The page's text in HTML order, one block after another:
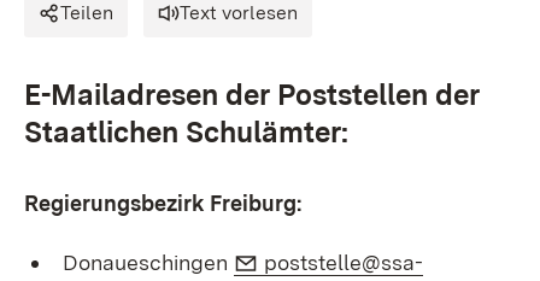
Teilen Text vorlesen
E-Mailadresen der Poststellen der
Staatlichen Schulämter:
Regierungsbezirk Freiburg:
Donaueschingen E-Mail:
poststelle@ssa-